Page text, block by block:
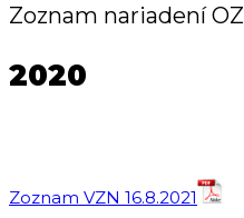
Zoznam nariadení OZ
2020
Zoznam VZN 16.8.2021